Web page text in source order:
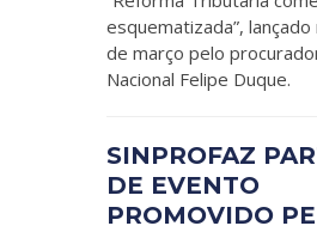
esquematizada”,
de março pelo
Nacional Felipe Duque.
SINPROFAZ
DE EVENTO
PROMOVIDO